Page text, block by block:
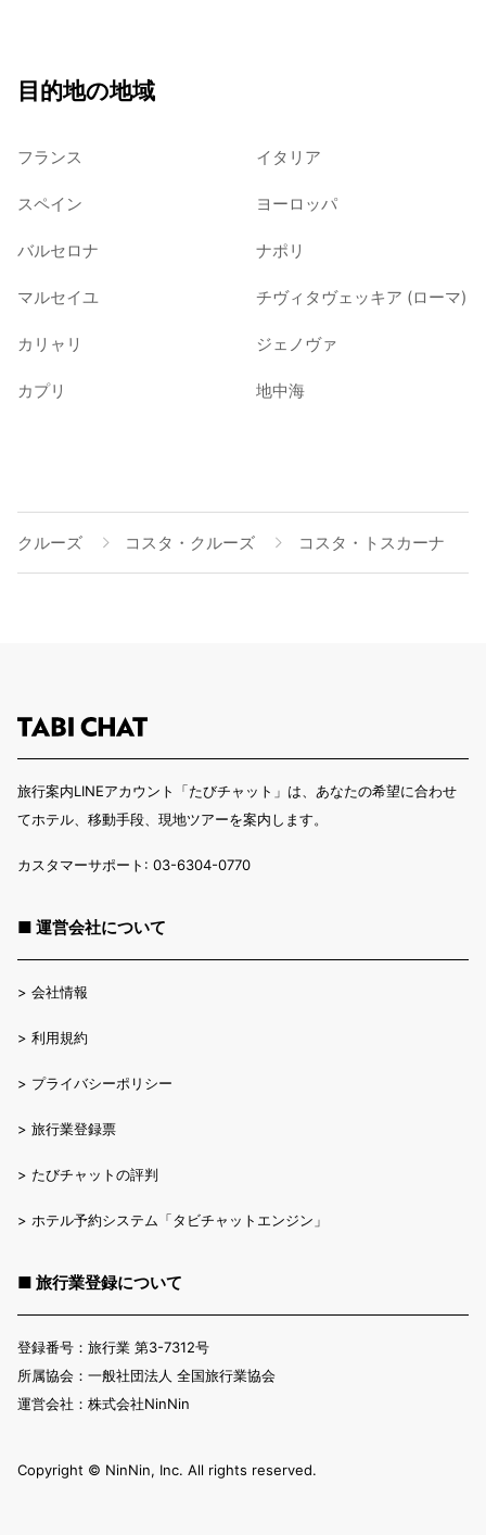
目的地の地域
フランス イタリア
スペイン ヨーロッパ
バルセロナ ナポリ
マルセイユ チヴィタヴェッキア (ローマ)
カリャリ ジェノヴァ
カプリ 地中海
クルーズ コスタ・クルーズ コスタ・トスカーナ
旅行案内LINEアカウント「たびチャット」は、あなたの希望に合わせ
てホテル、移動手段、現地ツアーを案内します。
カスタマーサポート: 03-6304-0770
■ 運営会社について
> 会社情報
> 利用規約
> プライバシーポリシー
> 旅行業登録票
> たびチャットの評判
> ホテル予約システム「タビチャットエンジン」
■ 旅行業登録について
登録番号：旅行業 第3-7312号
所属協会：一般社団法人 全国旅行業協会
運営会社：株式会社NinNin
Copyright ©︎ NinNin, Inc. All rights reserved.